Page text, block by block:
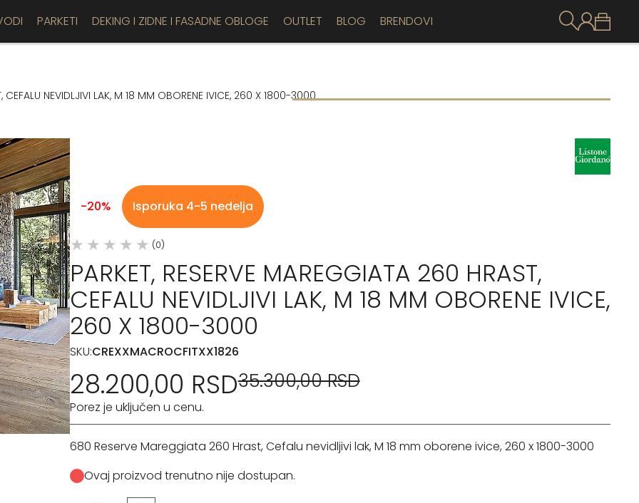
PARKETI DEKING I ZIDNE I FASADNE OBLOGE OUTLET BLOG BRENDOVI
CEFALU NEVIDLJIVI LAK, M 18 MM OBORENE IVICE, 260 X 1800-3000
-20% Isporuka 4-5 nedelja
(0)
PARKET, RESERVE MAREGGIATA 260 HRAST,
CEFALU NEVIDLJIVI LAK, M 18 MM OBORENE IVICE,
260 X 1800-3000
SKU:CREXXMACROCFITXX1826
28.200,00 RSD35.300,00 RSD
Porez je uključen u cenu.
680 Reserve Mareggiata 260 Hrast, Cefalu nevidljivi lak, M 18 mm oborene ivice, 260 x 1800-3000
Ovaj proizvod trenutno nije dostupan.